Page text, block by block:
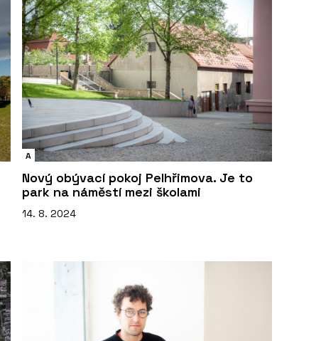
A
Nový obývací pokoj Pelhřimova. Je to
park na náměstí mezi školami
14. 8. 2024